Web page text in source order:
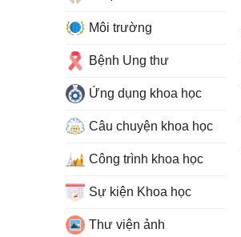
Môi trường
Bệnh Ung thư
Ứng dụng khoa học
Câu chuyện khoa học
Công trình khoa học
Sự kiện Khoa học
Thư viện ảnh